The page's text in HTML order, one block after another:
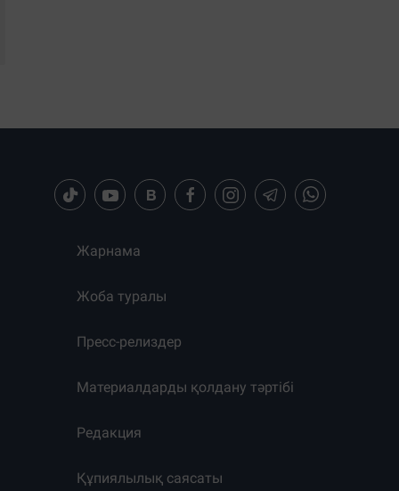
Жарнама
Жоба туралы
Пресс-релиздер
Материалдарды қолдану тәртібі
Редакция
Құпиялылық саясаты